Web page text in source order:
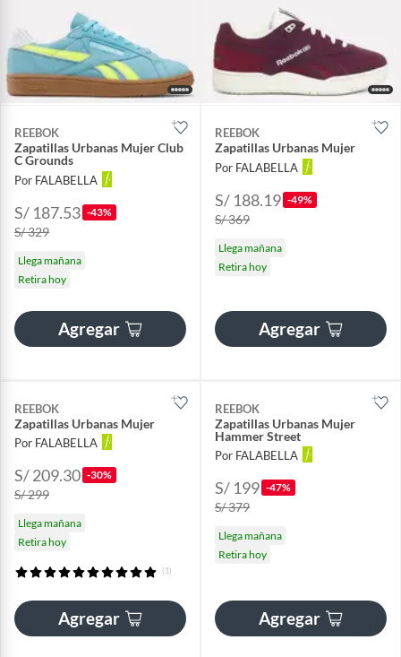
REEBOK
Zapatillas Urbanas Mujer Club
C Grounds
Por FALABELLA
S/ 187.53 -43%
S/ 329
Llega mañana
Retira hoy
Agregar
REEBOK
Zapatillas Urbanas Mujer
Por FALABELLA
S/ 188.19 -49%
S/ 369
Llega mañana
Retira hoy
Agregar
REEBOK
Zapatillas Urbanas Mujer
Por FALABELLA
S/ 209.30 -30%
S/ 299
Llega mañana
Retira hoy
(1)
Agregar
REEBOK
Zapatillas Urbanas Mujer
Hammer Street
Por FALABELLA
S/ 199 -47%
S/ 379
Llega mañana
Retira hoy
Agregar